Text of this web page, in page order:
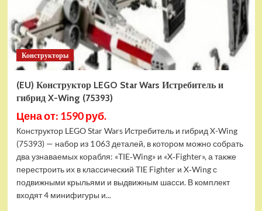
Защитник
(30454)
Конструкторы
(EU) Конструктор LEGO Star Wars Истребитель и
гибрид X-Wing (75393)
Цена от: 1590 руб.
Конструктор LEGO Star Wars Истребитель и гибрид X-Wing
(75393) — набор из 1 063 деталей, в котором можно собрать
два узнаваемых корабля: «TIE‑Wing» и «X‑Fighter», а также
перестроить их в классический TIE Fighter и X‑Wing с
подвижными крыльями и выдвижным шасси. В комплект
входят 4 минифигуры и...